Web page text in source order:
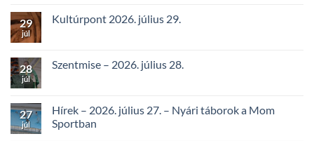
29
júl
Kultúrpont 2026. július 29.
28
júl
Szentmise – 2026. július 28.
27
júl
Hírek – 2026. július 27. – Nyári táborok a Mom
Sportban